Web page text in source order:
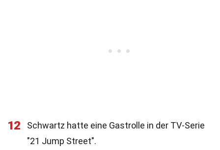
12
Schwartz hatte eine Gastrolle in der TV-Serie
"21 Jump Street".